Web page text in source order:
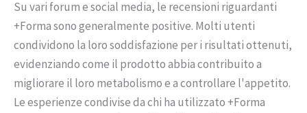
Su vari forum e social media, le recensioni riguardanti
+Forma sono generalmente positive. Molti utenti
condividono la loro soddisfazione per i risultati ottenuti,
evidenziando come il prodotto abbia contribuito a
migliorare il loro metabolismo e a controllare l'appetito.
Le esperienze condivise da chi ha utilizzato +Forma